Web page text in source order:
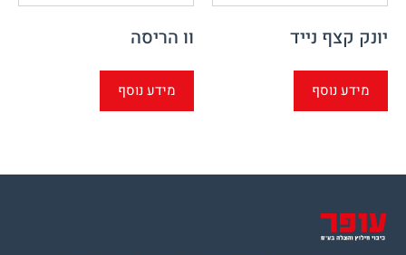
יונק קצף נייד
מידע נוסף
וו הריסה
מידע נוסף